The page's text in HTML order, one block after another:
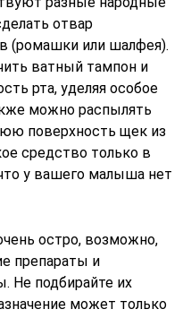
отвар
(ромашки или шалфея).
ватный тампон и
рта, уделяя особое
можно распылять
поверхность щек из
средство только в
у вашего малыша нет
остро, возможно,
препараты и
Не подбирайте их
может только